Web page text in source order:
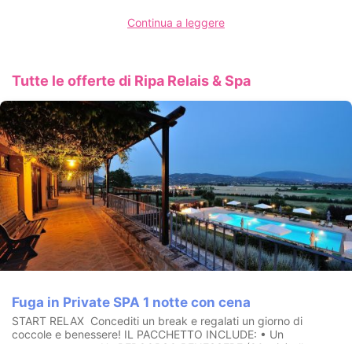
regalare esperienze all’insegna del totale benessere psico-fisico
corpo e spirito con trattamenti mirati.
Continua a leggere
Tutte le offerte di Ripa Relais & Spa
Fuga in Private SPA 1 notte con cena
START RELAX Concediti un break e regalati un giorno di
coccole e benessere! IL PACCHETTO INCLUDE: • Un